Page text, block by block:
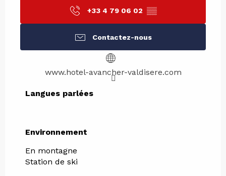
+33 4 79 06 02 ▒▒
Contactez-nous
www.hotel-avancher-valdisere.com
Langues parlées
Langues parlées
Environnement
Environnement
En montagne
Station de ski